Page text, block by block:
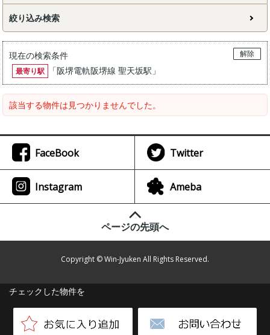
絞り込み検索
現在の検索条件
解除
最寄り駅
「阪堺電軌阪堺線 聖天坂駅 」
該当する物件は見つかりませんでした。
チェックした物件を
FaceBook Twitter
Instagram Ameba
ページの先頭へ
Copyright © Win-Jyuken All Rights Reserved.